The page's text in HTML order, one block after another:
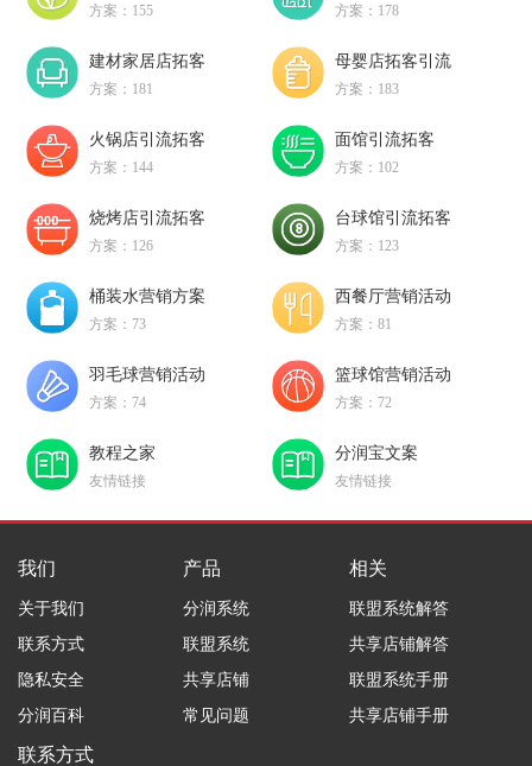
方案：155 方案：178
建材家居店拓客
方案：181
母婴店拓客引流
方案：183
火锅店引流拓客
方案：144
面馆引流拓客
方案：102
烧烤店引流拓客
方案：126
台球馆引流拓客
方案：123
桶装水营销方案
方案：73
西餐厅营销活动
方案：81
羽毛球营销活动
方案：74
篮球馆营销活动
方案：72
教程之家
友情链接
分润宝文案
友情链接
我们
关于我们
联系方式
隐私安全
分润百科
产品
分润系统
联盟系统
共享店铺
常见问题
相关
联盟系统解答
共享店铺解答
联盟系统手册
共享店铺手册
联系方式